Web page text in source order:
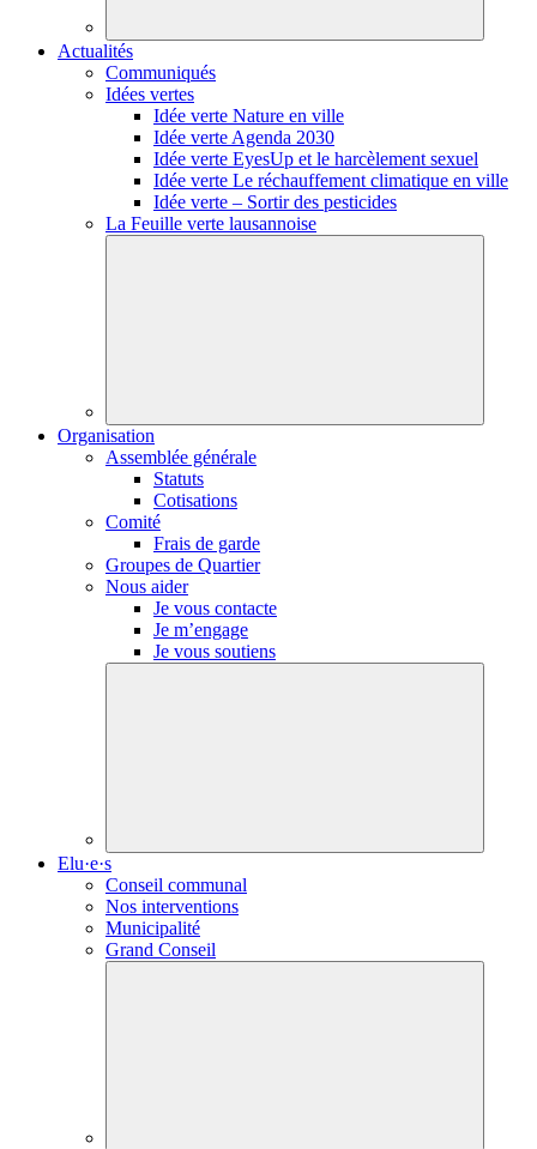
Actualités
Communiqués
Idées vertes
Idée verte Nature en ville
Idée verte Agenda 2030
Idée verte EyesUp et le harcèlement sexuel
Idée verte Le réchauffement climatique en ville
Idée verte – Sortir des pesticides
La Feuille verte lausannoise
Organisation
Assemblée générale
Statuts
Cotisations
Comité
Frais de garde
Groupes de Quartier
Nous aider
Je vous contacte
Je m’engage
Je vous soutiens
Elu·e·s
Conseil communal
Nos interventions
Municipalité
Grand Conseil